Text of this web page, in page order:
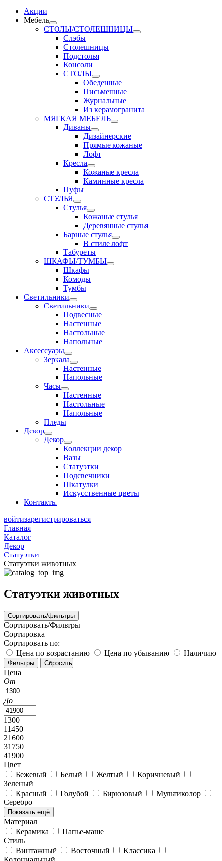
Акции
Мебель
СТОЛЫ/СТОЛЕШНИЦЫ
Слэбы
Столешницы
Подстолья
Консоли
СТОЛЫ
Обеденные
Письменные
Журнальные
Из керамогранита
МЯГКАЯ МЕБЕЛЬ
Диваны
Дизайнерские
Прямые кожаные
Лофт
Кресла
Кожаные кресла
Каминные кресла
Пуфы
СТУЛЬЯ
Стулья
Кожаные стулья
Деревянные стулья
Барные стулья
В стиле лофт
Табуреты
ШКАФЫ/ТУМБЫ
Шкафы
Комоды
Тумбы
Светильники
Светильники
Подвесные
Настенные
Настольные
Напольные
Аксессуары
Зеркала
Настенные
Напольные
Часы
Настенные
Настольные
Напольные
Пледы
Декор
Декор
Коллекции декор
Вазы
Статуэтки
Подсвечники
Шкатулки
Искусственные цветы
Контакты
войтизарегистрироваться
Главная
Каталог
Декор
Статуэтки
Статуэтки животных
Статуэтки животных
Сортировать/фильтры
Сортировать/Фильтры
Сортировка
Сортировать по:
Цена по возрастанию
Цена по убыванию Наличию
Цена
От
До
1300
11450
21600
31750
41900
Цвет
Бежевый
Белый Желтый
Коричневый
Зеленый
Красный
Голубой Бирюзовый
Мультиколор
Серебро
Показать ещё
Материал
Керамика
Папье-маше
Стиль
Винтажный
Восточный
Классика
Колониальный